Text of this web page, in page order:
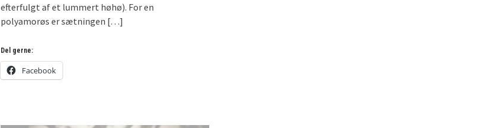
efterfulgt af et lummert høhø). For en
polyamorøs er sætningen […]
Del gerne:
Facebook